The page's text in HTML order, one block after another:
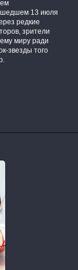
13 июля
редкие
зрители
миру ради
звезды того